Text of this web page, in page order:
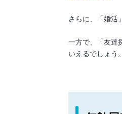
さらに、「婚活
一方で、「友達
いえるでしょう。